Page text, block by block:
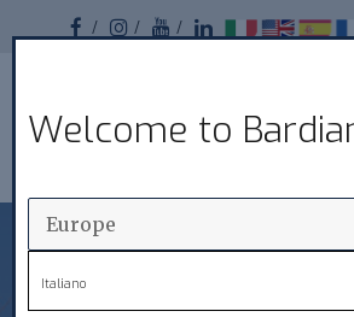
Welcome to
Italiano
Bardiani